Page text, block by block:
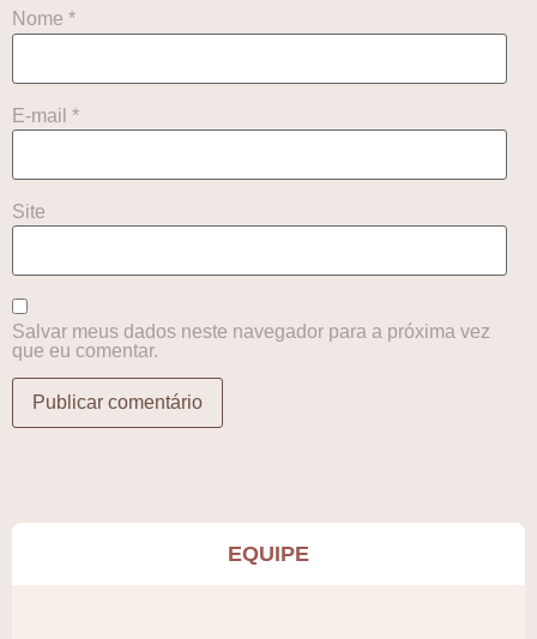
Nome *
E-mail *
Site
Salvar meus dados neste navegador para a próxima vez
que eu comentar.
EQUIPE